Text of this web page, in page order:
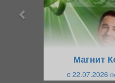
Магнит
c 22.07.2026